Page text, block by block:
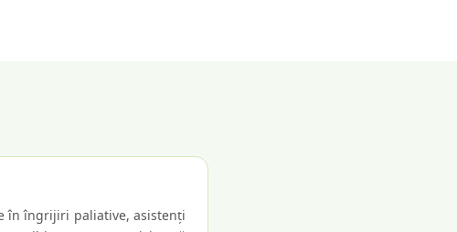
în îngrijiri paliative, asistenți